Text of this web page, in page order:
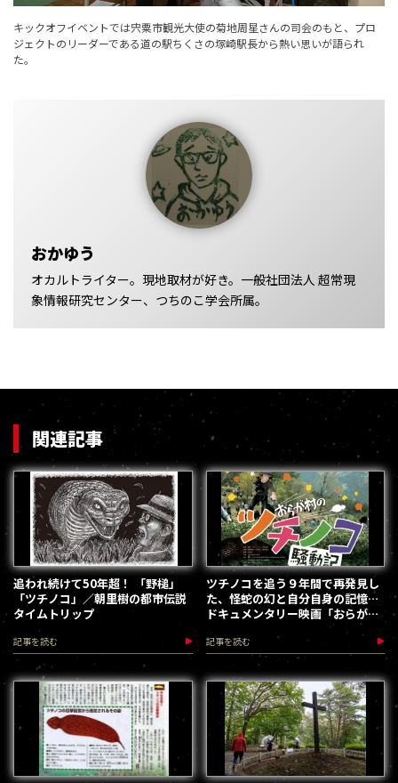
キックオフイベントでは宍粟市観光大使の菊地周星さんの司会のもと、プロ
ジェクトのリーダーである道の駅ちくさの塚崎駅長から熱い思いが語られ
た。
おかゆう
オカルトライター。現地取材が好き。一般社団法人 超常現
象情報研究センター、つちのこ学会所属。
関連記事
追われ続けて50年超！ 「野槌」
「ツチノコ」／朝里樹の都市伝説
タイムトリップ
記事を読む
ツチノコを追う９年間で再発見し
た、怪蛇の幻と自分自身の記憶…
ドキュメンタリー映画「おらが村
記事を読む